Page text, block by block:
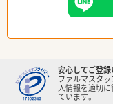
安心してご登
ファルマスタッ
人情報を適切
ています。